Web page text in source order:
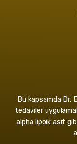
Bu kapsamda Dr.
tedaviler
alpha lipoik asit